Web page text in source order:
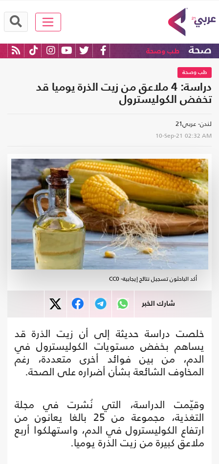
صحة طب وصحة
طب وصحة
دراسة: 4 ملاعق من زيت الذرة يوميا قد
تخفض الكوليسترول
لندن- عربي21
10-Sep-21 02:32 AM
أكد الباحثون تسجيل نتائج إيجابية- CC0
شارك الخبر
خلصت دراسة حديثة إلى أن زيت الذرة قد
يساهم بخفض مستويات الكوليسترول في
الدم، من بين فوائد أخرى متعددة، رغم
المخاوف الشائعة بشأن أضراره على الصحة.
وقيّمت الدراسة، التي نُشرت في مجلة
التغذية، مجموعة من 25 بالغا يعانون من
ارتفاع الكوليسترول في الدم، واستهلكوا أربع
ملاعق كبيرة من زيت الذرة يوميا.